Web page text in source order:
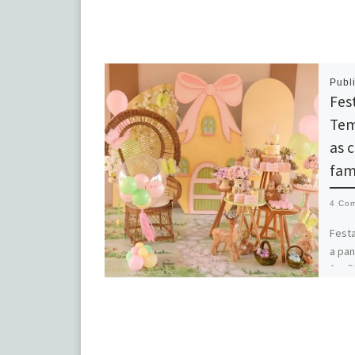
as
4
a